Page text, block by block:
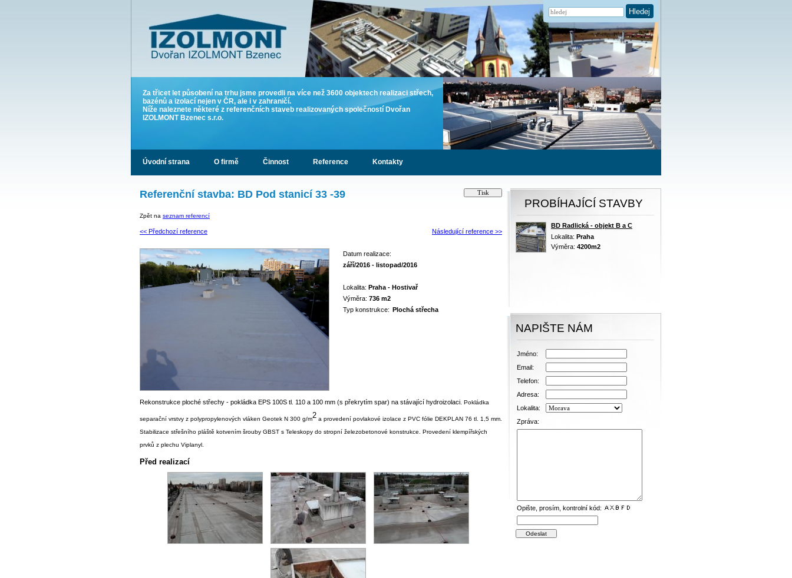
Hledej
Za třicet let působení na trhu jsme provedli na více než 3600 objektech realizaci střech,
bazénů a izolací nejen v ČR, ale i v zahraničí.
Níže naleznete některé z referenčních staveb realizovaných společností Dvořan
IZOLMONT Bzenec s.r.o.
Úvodní strana O firmě Činnost Reference Kontakty
Referenční stavba: BD Pod stanicí 33 -39
Zpět na seznam referencí
<< Předchozí reference Následující reference >>
Datum realizace:
září/2016 - listopad/2016
Lokalita: Praha - Hostivař
Výměra: 736 m2
Typ konstrukce: Plochá střecha
Rekonstrukce ploché střechy - pokládka EPS 100S tl. 110 a 100 mm (s překrytím spar) na stávající hydroizolaci. Pokládka
separační vrstvy z polypropylenových vláken Geotek N 300 g/m2 a provedení povlakové izolace z PVC fólie DEKPLAN 76 tl. 1,5 mm.
Stabilizace střešního pláště kotvením šrouby GBST s Teleskopy do stropní železobetonové konstrukce. Provedení klempířských
prvků z plechu Viplanyl.
Před realizací
PROBÍHAJÍCÍ STAVBY
BD Radlická - objekt B a C
Lokalita: Praha
Výměra: 4200m2
NAPIŠTE NÁM
Jméno:
Email:
Telefon:
Adresa:
Lokalita:
Zpráva:
Opište, prosím, kontrolní kód: